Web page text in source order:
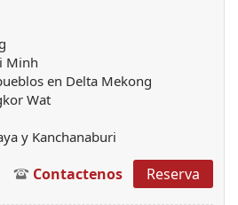
Minh
en Delta Mekong
Wat
y Kanchanaburi
Contactenos Reserva